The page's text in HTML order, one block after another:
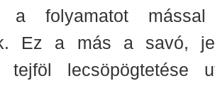
a folyamatot
Ez a más a savó,
lecsöpögtetése